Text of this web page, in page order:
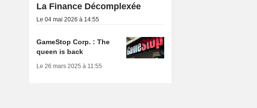
La Finance Décomplexée
Le 04 mai 2026 à 14:55
GameStop Corp. : The
queen is back
Le 26 mars 2025 à 11:55